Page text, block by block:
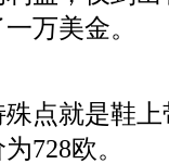
万美金。
就是鞋上
728欧。